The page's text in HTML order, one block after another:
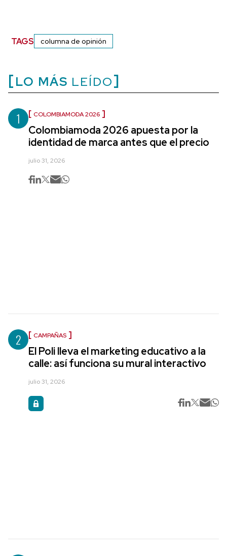
TAGS columna de opinión
LO MÁS LEÍDO
1 COLOMBIAMODA 2026
Colombiamoda 2026 apuesta por la
identidad de marca antes que el precio
julio 31, 2026
2 CAMPAÑAS
El Poli lleva el marketing educativo a la
calle: así funciona su mural interactivo
julio 31, 2026